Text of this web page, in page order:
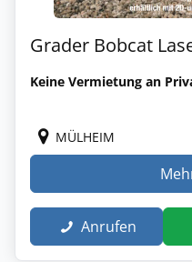
Grader Bobcat
Keine Vermietung an
MÜLHEIM
Anrufen